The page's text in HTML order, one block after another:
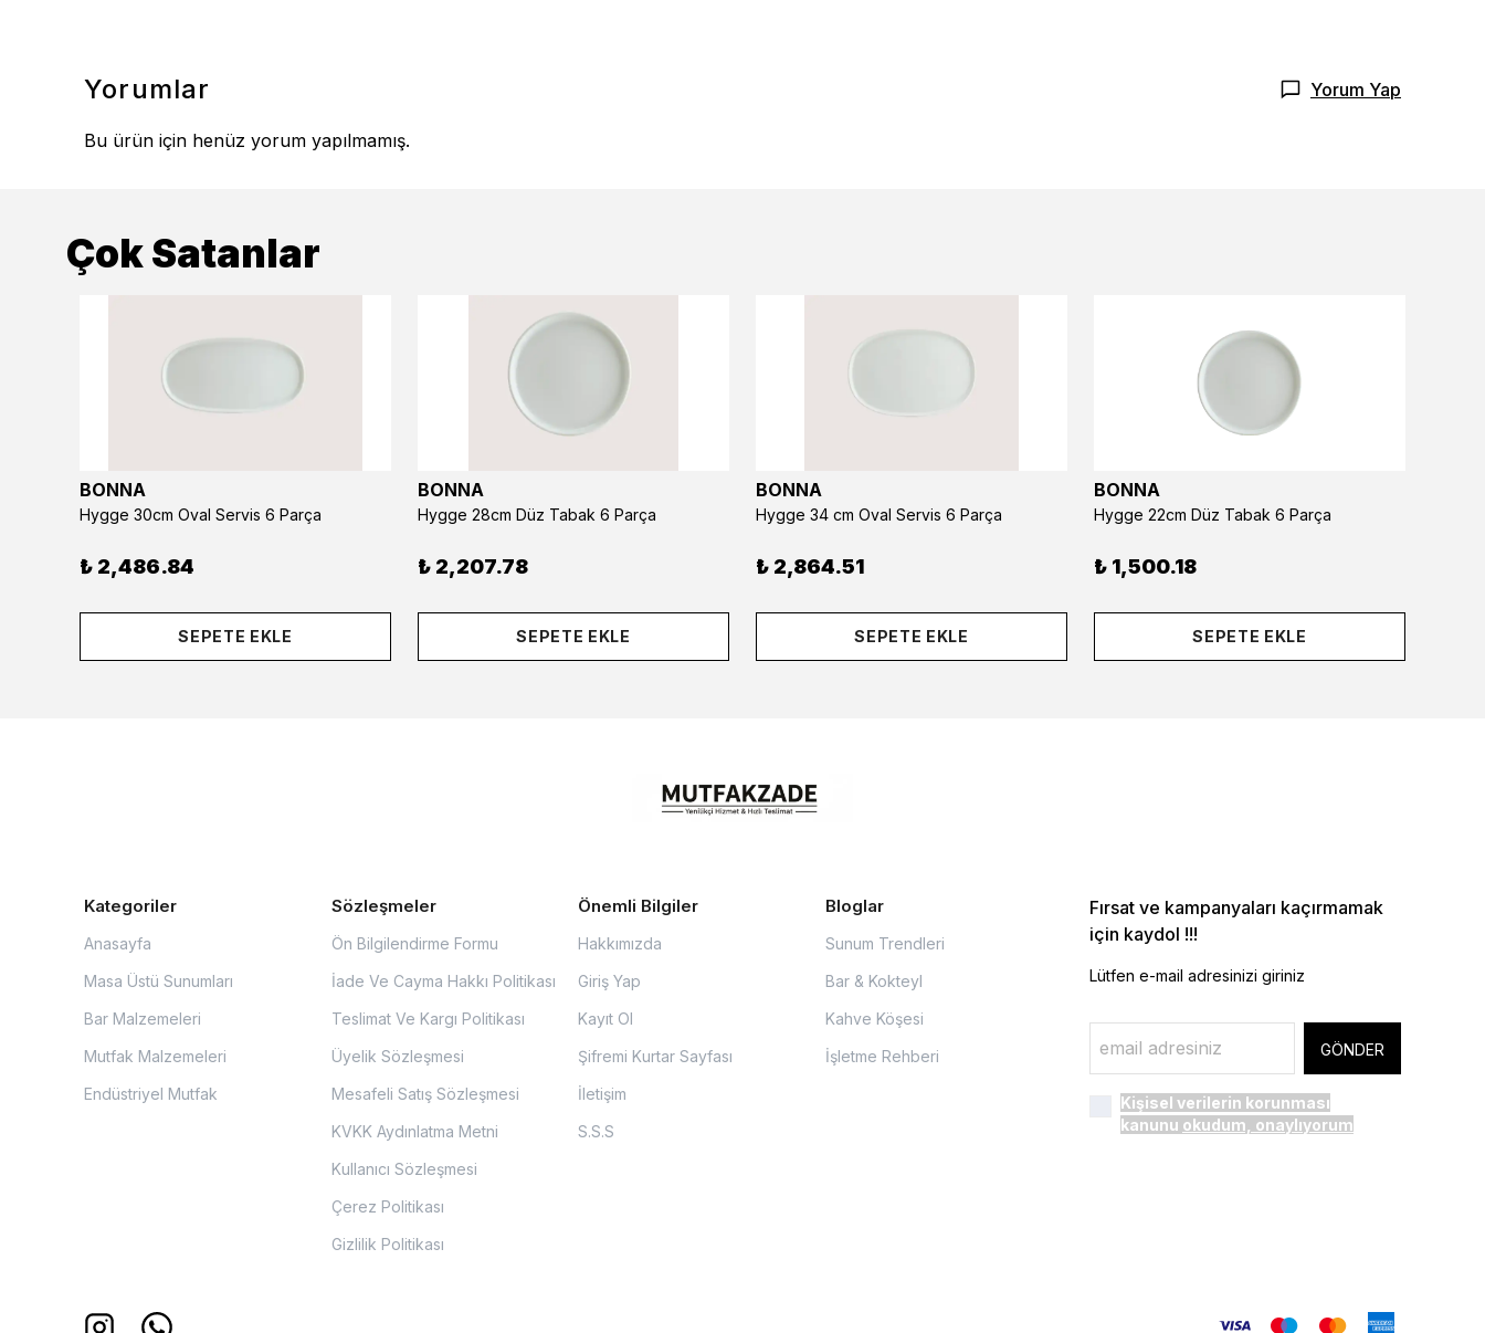
Yorumlar Yorum Yap
Bu ürün için henüz yorum yapılmamış.
Çok Satanlar
BONNA
Hygge 30cm Oval Servis 6 Parça
₺ 2,486.84
SEPETE EKLE
BONNA
Hygge 28cm Düz Tabak 6 Parça
₺ 2,207.78
SEPETE EKLE
BONNA
Hygge 34 cm Oval Servis 6 Parça
₺ 2,864.51
SEPETE EKLE
BONNA
Hygge 22cm Düz Tabak 6 Parça
₺ 1,500.18
SEPETE EKLE
Kategoriler
Anasayfa
Masa Üstü Sunumları
Bar Malzemeleri
Mutfak Malzemeleri
Endüstriyel Mutfak
Sözleşmeler
Ön Bilgilendirme Formu
İade Ve Cayma Hakkı Politikası
Teslimat Ve Kargı Politikası
Üyelik Sözleşmesi
Mesafeli Satış Sözleşmesi
KVKK Aydınlatma Metni
Kullanıcı Sözleşmesi
Çerez Politikası
Gizlilik Politikası
Önemli Bilgiler
Hakkımızda
Giriş Yap
Kayıt Ol
Şifremi Kurtar Sayfası
İletişim
S.S.S
Bloglar
Sunum Trendleri
Bar & Kokteyl
Kahve Köşesi
İşletme Rehberi
Fırsat ve kampanyaları kaçırmamak
için kaydol !!!
Lütfen e-mail adresinizi giriniz
GÖNDER
Kişisel verilerin korunması
kanunu okudum, onaylıyorum